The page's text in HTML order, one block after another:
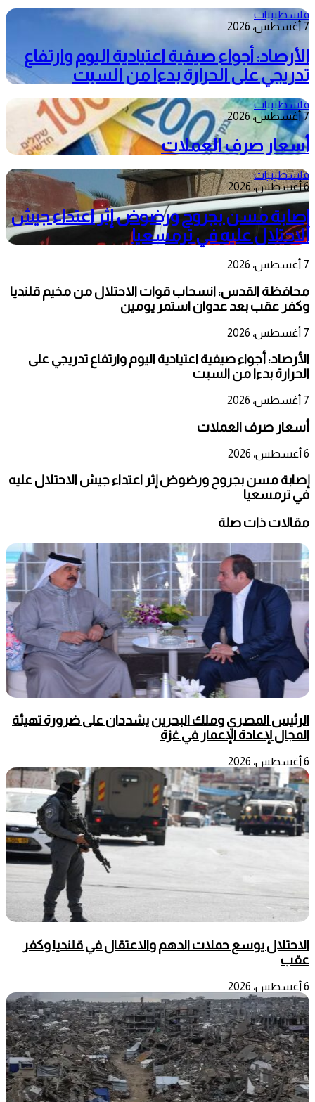
فلسطينيات
7 أغسطس، 2026
الأرصاد: أجواء صيفية اعتيادية اليوم وارتفاع
تدريجي على الحرارة بدءا من السبت
فلسطينيات
7 أغسطس، 2026
أسعار صرف العملات
فلسطينيات
6 أغسطس، 2026
إصابة مسن بجروح ورضوض إثر اعتداء جيش
الاحتلال عليه في ترمسعيا
7 أغسطس، 2026
محافظة القدس: انسحاب قوات الاحتلال من مخيم قلنديا
وكفر عقب بعد عدوان استمر يومين
7 أغسطس، 2026
الأرصاد: أجواء صيفية اعتيادية اليوم وارتفاع تدريجي على
الحرارة بدءا من السبت
7 أغسطس، 2026
أسعار صرف العملات
6 أغسطس، 2026
إصابة مسن بجروح ورضوض إثر اعتداء جيش الاحتلال عليه
في ترمسعيا
مقالات ذات صلة
الرئيس المصري وملك البحرين يشددان على ضرورة تهيئة
المجال لإعادة الإعمار في غزة
6 أغسطس، 2026
الاحتلال يوسع حملات الدهم والاعتقال في قلنديا وكفر
عقب
6 أغسطس، 2026